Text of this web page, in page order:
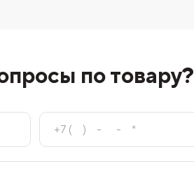
по товару?